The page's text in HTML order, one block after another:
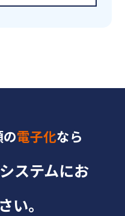
電子化なら
ステムにお
い。